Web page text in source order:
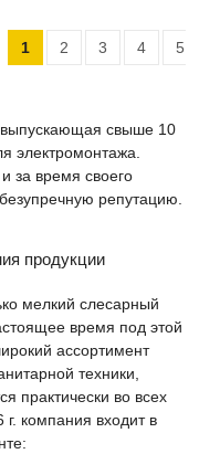
1 2 3 4 5
свыше 10
электромонтажа.
за время своего
репутацию.
продукции
мелкий слесарный
время под этой
ассортимент
техники,
практически во всех
компания входит в